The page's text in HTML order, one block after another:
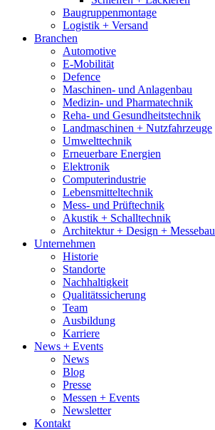
Baugruppenmontage
Logistik + Versand
Branchen
Automotive
E-Mobilität
Defence
Maschinen- und Anlagenbau
Medizin- und Pharmatechnik
Reha- und Gesundheitstechnik
Landmaschinen + Nutzfahrzeuge
Umwelttechnik
Erneuerbare Energien
Elektronik
Computerindustrie
Lebensmitteltechnik
Mess- und Prüftechnik
Akustik + Schalltechnik
Architektur + Design + Messebau
Unternehmen
Historie
Standorte
Nachhaltigkeit
Qualitätssicherung
Team
Ausbildung
Karriere
News + Events
News
Blog
Presse
Messen + Events
Newsletter
Kontakt